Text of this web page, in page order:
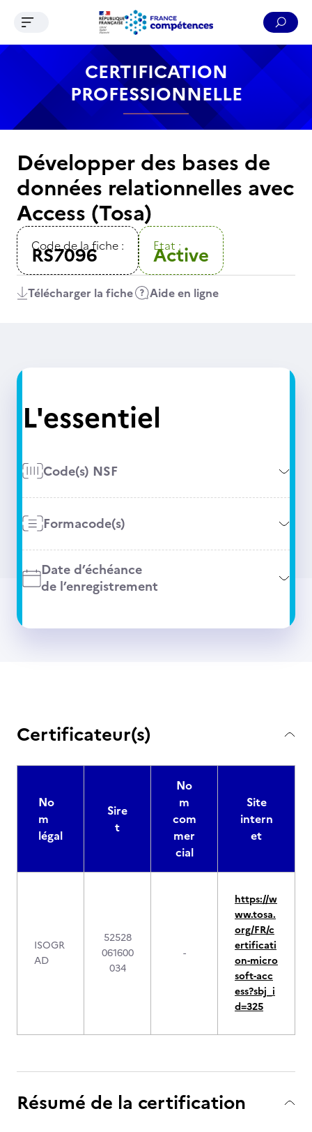
Contenu Recherche Menu Pied de page
Ouvrir le menu de navigation
CERTIFICATION
PROFESSIONNELLE
Développer des bases de
données relationnelles avec
Access (Tosa)
Code de la fiche :
RS7096 Etat :
Active
Télécharger la fiche Aide en ligne
L'essentiel
Code(s) NSF
Formacode(s)
Date d’échéance
de l’enregistrement
Certificateur(s)
No
m
légal
Sire
t
No
m
com
mer
cial
Site
intern
et
ISOGR
AD
52528
061600
034
-
https://w
ww.tosa.
org/FR/c
ertificati
on-micro
soft-acc
ess?sbj_i
d=325
Résumé de la certification